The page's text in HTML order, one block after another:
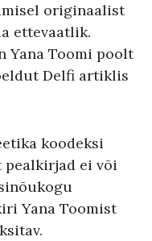
originaalist
ettevaatlik.
Yana Toomi poolt
Delfi artiklis
koodeksi
pealkirjad ei või
Yana Toomist